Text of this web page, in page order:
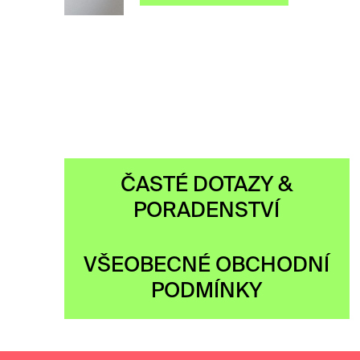
ČASTÉ DOTAZY &
PORADENSTVÍ
VŠEOBECNÉ OBCHODNÍ
PODMÍNKY